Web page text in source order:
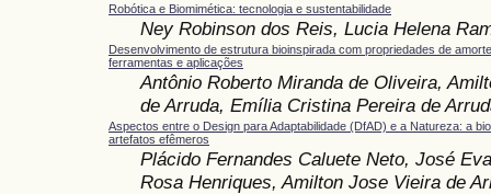
Robótica e Biomimética: tecnologia e sustentabilidade
Ney Robinson dos Reis, Lucia Helena
Desenvolvimento de estrutura bioinspirada com propriedades de
ferramentas e aplicações
Antônio Roberto Miranda de Oliveira,
de Arruda, Emília Cristina Pereira de
Aspectos entre o Design para Adaptabilidade (DfAD) e a Natureza: a
artefatos efêmeros
Plácido Fernandes Caluete Neto, José
Rosa Henriques, Amilton Jose Vieira de